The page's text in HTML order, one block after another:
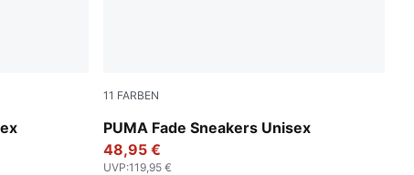
11 FARBEN
PUMA Fade Sneakers Unisex
PUMA Black-Cool Dark Gray-PUMA Silver
48,95 €
UVP:119,95 €